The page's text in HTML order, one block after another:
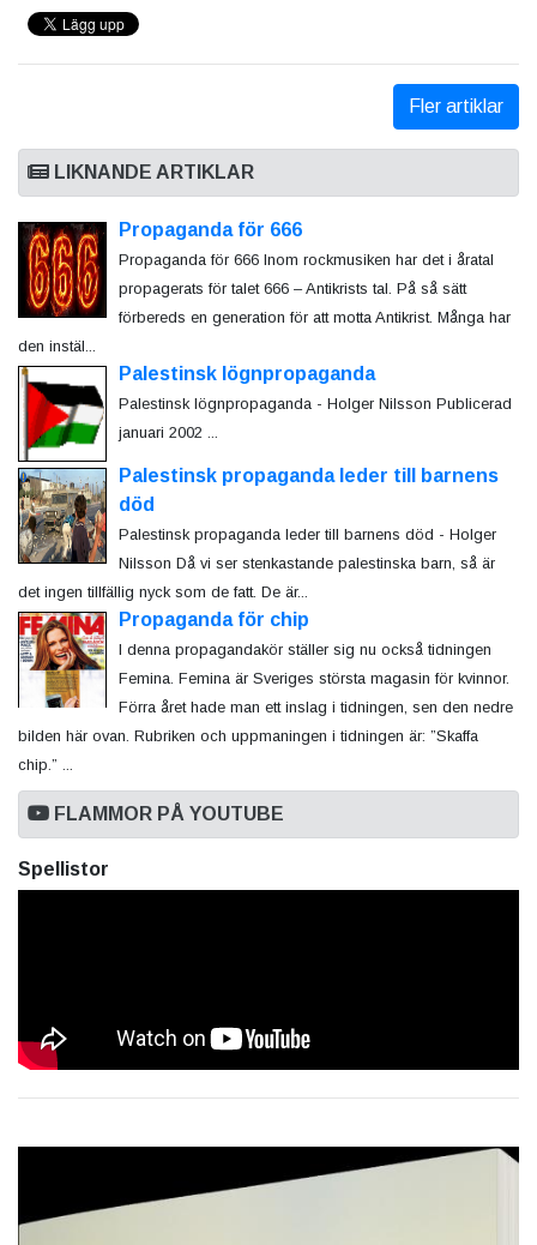
Fler artiklar
LIKNANDE ARTIKLAR
Propaganda för 666
Propaganda för 666 Inom rockmusiken har det i åratal
propagerats för talet 666 – Antikrists tal. På så sätt
förbereds en generation för att motta Antikrist. Många har
den instäl...
Palestinsk lögnpropaganda
Palestinsk lögnpropaganda - Holger Nilsson Publicerad
januari 2002 ...
Palestinsk propaganda leder till barnens
död
Palestinsk propaganda leder till barnens död - Holger
Nilsson Då vi ser stenkastande palestinska barn, så är
det ingen tillfällig nyck som de fatt. De är...
Propaganda för chip
I denna propagandakör ställer sig nu också tidningen
Femina. Femina är Sveriges största magasin för kvinnor.
Förra året hade man ett inslag i tidningen, sen den nedre
bilden här ovan. Rubriken och uppmaningen i tidningen är: ”Skaffa
chip.” ...
FLAMMOR PÅ YOUTUBE
Spellistor